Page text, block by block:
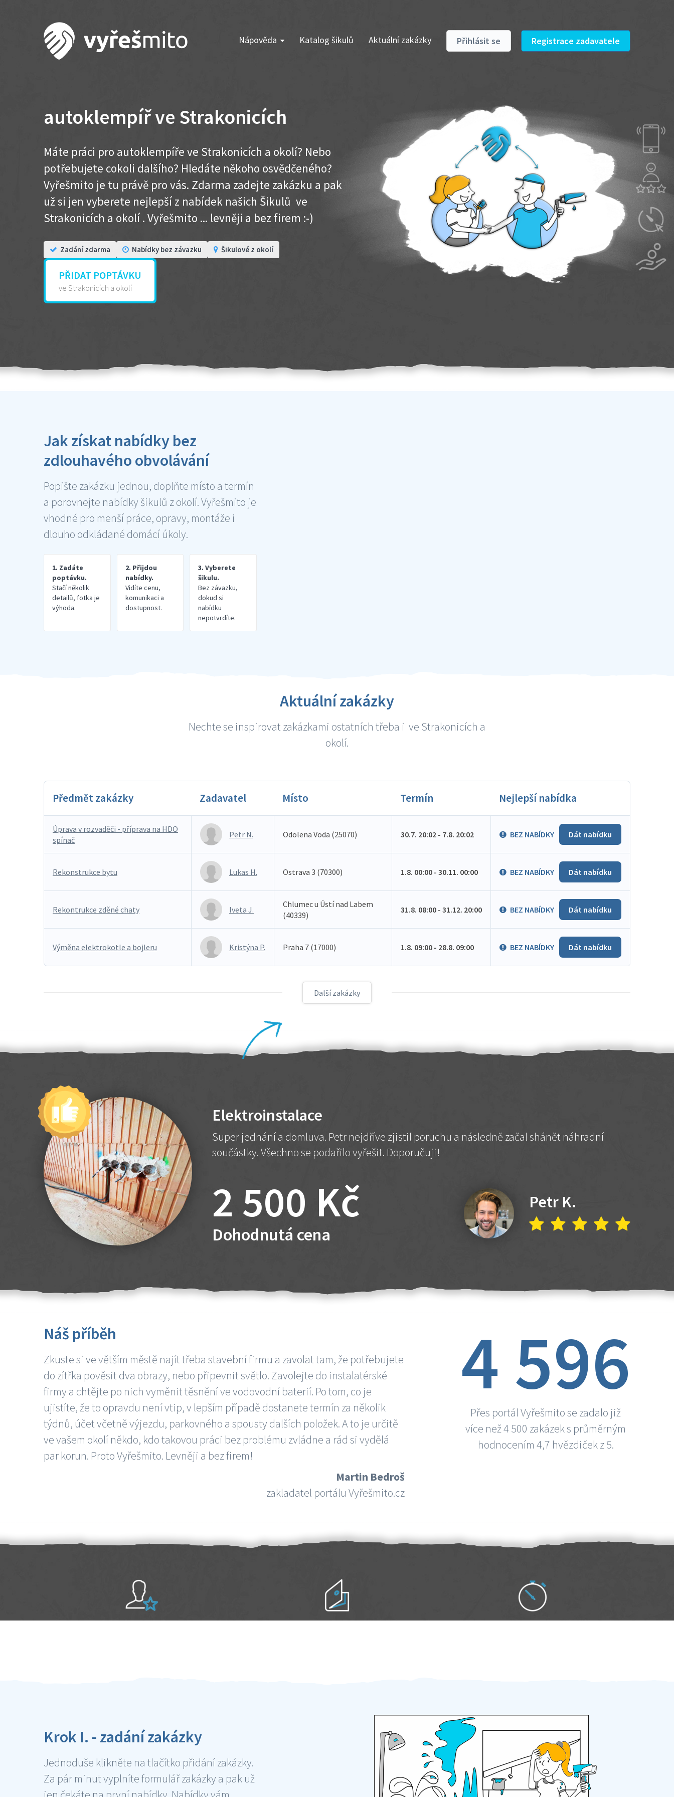
Nápověda Katalog šikulů Aktuální zakázky Přihlásit se Registrace zadavatele
autoklempíř ve Strakonicích
Máte práci pro autoklempíře ve Strakonicích a okolí? Nebo
potřebujete cokoli dalšího? Hledáte někoho osvědčeného?
Vyřešmito je tu právě pro vás. Zdarma zadejte zakázku a pak
už si jen vyberete nejlepší z nabídek našich Šikulů ve
Strakonicích a okolí . Vyřešmito ... levněji a bez firem :-)
Zadání zdarma Nabídky bez závazku Šikulové z okolí
PŘIDAT POPTÁVKU
ve Strakonicích a okolí
Jak získat nabídky bez
zdlouhavého obvolávání
Popište zakázku jednou, doplňte místo a termín
a porovnejte nabídky šikulů z okolí. Vyřešmito je
vhodné pro menší práce, opravy, montáže i
dlouho odkládané domácí úkoly.
1. Zadáte
poptávku.
Stačí několik
detailů, fotka je
výhoda.
2. Přijdou
nabídky.
Vidíte cenu,
komunikaci a
dostupnost.
3. Vyberete
šikulu.
Bez závazku,
dokud si
nabídku
nepotvrdíte.
Aktuální zakázky
Nechte se inspirovat zakázkami ostatních třeba i ve Strakonicích a
okolí.
Předmět zakázky Zadavatel Místo Termín Nejlepší nabídka
Úprava v rozvaděči - příprava na HDO
spínač
Petr N. Odolena Voda (25070) 30.7. 20:02 - 7.8. 20:02 BEZ NABÍDKY Dát nabídku
Rekonstrukce bytu Lukas H. Ostrava 3 (70300) 1.8. 00:00 - 30.11. 00:00 BEZ NABÍDKY Dát nabídku
Rekontrukce zděné chaty Iveta J.
Chlumec u Ústí nad Labem
(40339)
31.8. 08:00 - 31.12. 20:00 BEZ NABÍDKY Dát nabídku
Výměna elektrokotle a bojleru Kristýna P. Praha 7 (17000) 1.8. 09:00 - 28.8. 09:00 BEZ NABÍDKY Dát nabídku
Další zakázky
Elektroinstalace
Super jednání a domluva. Petr nejdříve zjistil poruchu a následně začal shánět náhradní
součástky. Všechno se podařilo vyřešit. Doporučuji!
2 500 Kč
Dohodnutá cena
Petr K.
Náš příběh
Zkuste si ve větším městě najít třeba stavební firmu a zavolat tam, že potřebujete
do zítřka pověsit dva obrazy, nebo připevnit světlo. Zavolejte do instalatérské
firmy a chtějte po nich vyměnit těsnění ve vodovodní baterií. Po tom, co je
ujistíte, že to opravdu není vtip, v lepším případě dostanete termín za několik
týdnů, účet včetně výjezdu, parkovného a spousty dalších položek. A to je určitě
ve vašem okolí někdo, kdo takovou práci bez problému zvládne a rád si vydělá
par korun. Proto Vyřešmito. Levněji a bez firem!
Martin Bedroš
zakladatel portálu Vyřešmito.cz
4 596
Přes portál Vyřešmito se zadalo již
více než 4 500 zakázek s průměrným
hodnocením 4,7 hvězdiček z 5.
Krok I. - zadání zakázky
Jednoduše klikněte na tlačítko přidání zakázky.
Za pár minut vyplníte formulář zakázky a pak už